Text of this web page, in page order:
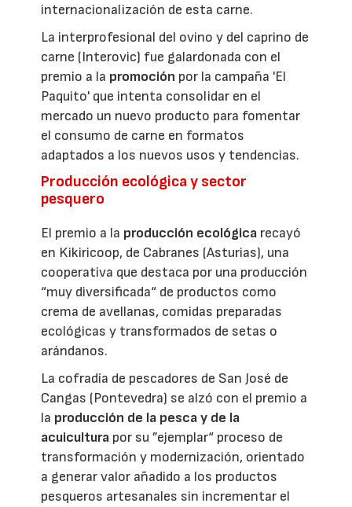
internacionalización de esta carne.
La interprofesional del ovino y del caprino de
carne (Interovic) fue galardonada con el
premio a la promoción por la campaña 'El
Paquito' que intenta consolidar en el
mercado un nuevo producto para fomentar
el consumo de carne en formatos
adaptados a los nuevos usos y tendencias.
Producción ecológica y sector
pesquero
El premio a la producción ecológica recayó
en Kikiricoop, de Cabranes (Asturias), una
cooperativa que destaca por una producción
“muy diversificada“ de productos como
crema de avellanas, comidas preparadas
ecológicas y transformados de setas o
arándanos.
La cofradía de pescadores de San José de
Cangas (Pontevedra) se alzó con el premio a
la producción de la pesca y de la
acuicultura por su ”ejemplar“ proceso de
transformación y modernización, orientado
a generar valor añadido a los productos
pesqueros artesanales sin incrementar el